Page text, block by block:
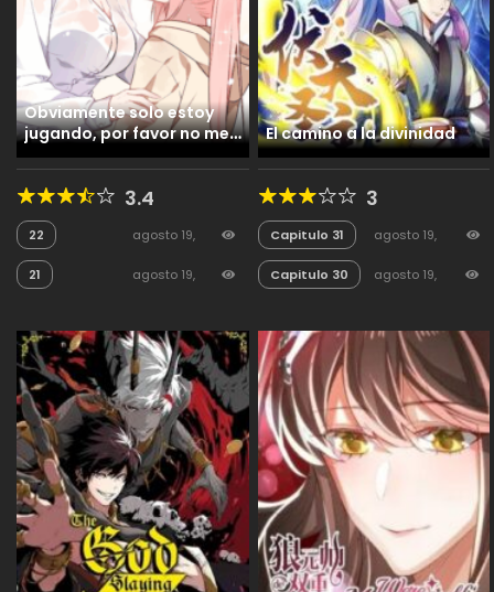
Obviamente solo estoy
jugando, por favor no me
involucres en una relación
entre Yandere-senpai y
una novia Tsundere
3.4
22
agosto 19,
21
agosto 19,
El camino a la divinidad
3
Capitulo 31
agosto 19,
Capitulo 30
agosto 19,